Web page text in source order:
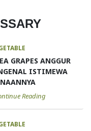
GRAPES ANGGUR
ISTIMEWA
Reading